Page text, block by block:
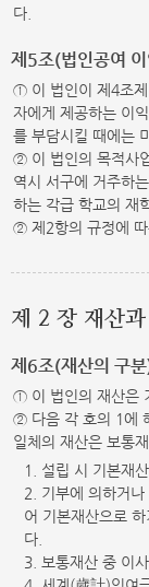
다.
제5조(법인공여
① 이 법인이 제4조제
자에게 제공하는 이
를 부담시킬 때에는
② 이 법인의 목적사
역시 서구에 거주하
하는 각급 학교의 재
② 제2항의 규정에 따
제 2 장 재산
제6조(재산의 구
① 이 법인의 재산은
② 다음 각 호의 1에
일체의 재산은 보통
1. 설립 시 기본재
2. 기부에 의하거
어 기본재산으로
다.
3. 보통재산 중 이